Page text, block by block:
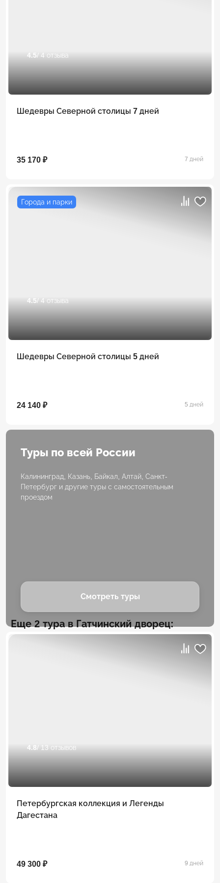
4.5/ 4 отзыва
Шедевры Северной столицы 7 дней
35 170 ₽ 7 дней
Города и парки
4.5/ 4 отзыва
Шедевры Северной столицы 5 дней
24 140 ₽ 5 дней
Туры по всей России
Калининград, Казань, Байкал, Алтай, Санкт-
Петербург и другие туры с самостоятельным
проездом
Смотреть туры
Еще 2 тура в Гатчинский дворец:
4.8/ 13 отзывов
Петербургская коллекция и Легенды
Дагестана
49 300 ₽ 9 дней